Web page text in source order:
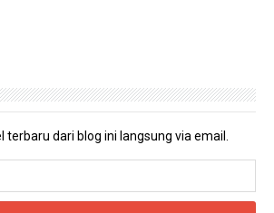
terbaru dari blog ini langsung via email.